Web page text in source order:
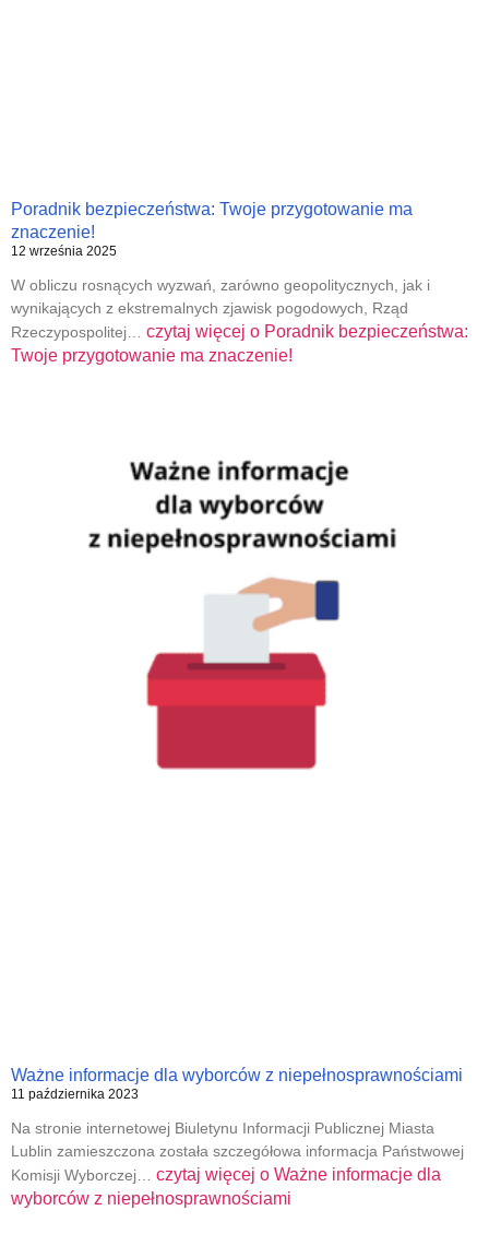
Poradnik bezpieczeństwa: Twoje przygotowanie ma
znaczenie!
12 września 2025
W obliczu rosnących wyzwań, zarówno geopolitycznych, jak i
wynikających z ekstremalnych zjawisk pogodowych, Rząd
Rzeczypospolitej… czytaj więcej o Poradnik bezpieczeństwa:
Twoje przygotowanie ma znaczenie!
Ważne informacje dla wyborców z niepełnosprawnościami
11 października 2023
Na stronie internetowej Biuletynu Informacji Publicznej Miasta
Lublin zamieszczona została szczegółowa informacja Państwowej
Komisji Wyborczej… czytaj więcej o Ważne informacje dla
wyborców z niepełnosprawnościami